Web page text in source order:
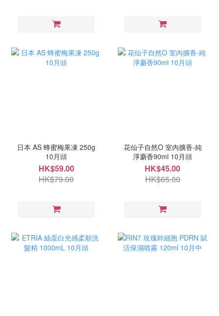
日本 AS 蜂蜜梅果凍 250g
10月頭
HK$59.00
HK$79.00
花仙子自然O 室內擴香-純
淨麝香90ml 10月頭
HK$45.00
HK$65.00